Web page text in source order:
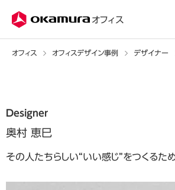
オフィス
オフィス オフィスデザイン事例 デザイナー
Designer
奥村 恵巳
その人たちらしい“いい感じ”をつくるた